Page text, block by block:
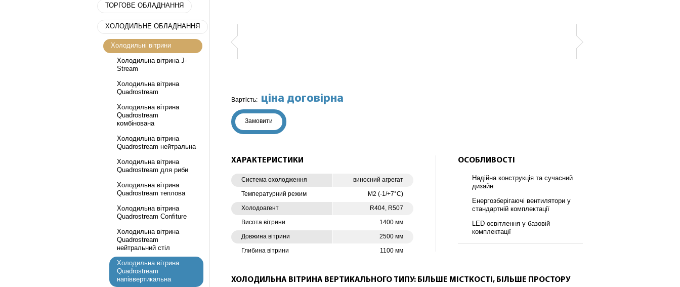
ТОРГОВЕ ОБЛАДНАННЯ
ХОЛОДИЛЬНЕ ОБЛАДНАННЯ
Холодильні вітрини
Холодильна вітрина J-
Stream
Холодильна вітрина
Quadrostream
Холодильна вітрина
Quadrostream
комбінована
Холодильна вітрина
Quadrostream нейтральна
Холодильна вітрина
Quadrostream для риби
Холодильна вітрина
Quadrostream теплова
Холодильна вітрина
Quadrostream Confiture
Холодильна вітрина
Quadrostream
нейтральний стіл
Холодильна вітрина
Quadrostream
напіввертикальна
Вартість: ціна договірна
Замовити
ХАРАКТЕРИСТИКИ
Система охолодження
виносний агрегат
Температурний режим
М2 (-1/+7°C)
Холодоагент
R404, R507
Висота вітрини
1400 мм
Довжина вітрини
2500 мм
Глибина вітрини
1100 мм
ОСОБЛИВОСТІ
Надійна конструкція та сучасний
дизайн
Енергозберігаючі вентилятори у
стандартній комплектації
LED освітлення у базовій
комплектації
ХОЛОДИЛЬНА ВІТРИНА ВЕРТИКАЛЬНОГО ТИПУ: БІЛЬШЕ МІСТКОСТІ, БІЛЬШЕ ПРОСТОРУ